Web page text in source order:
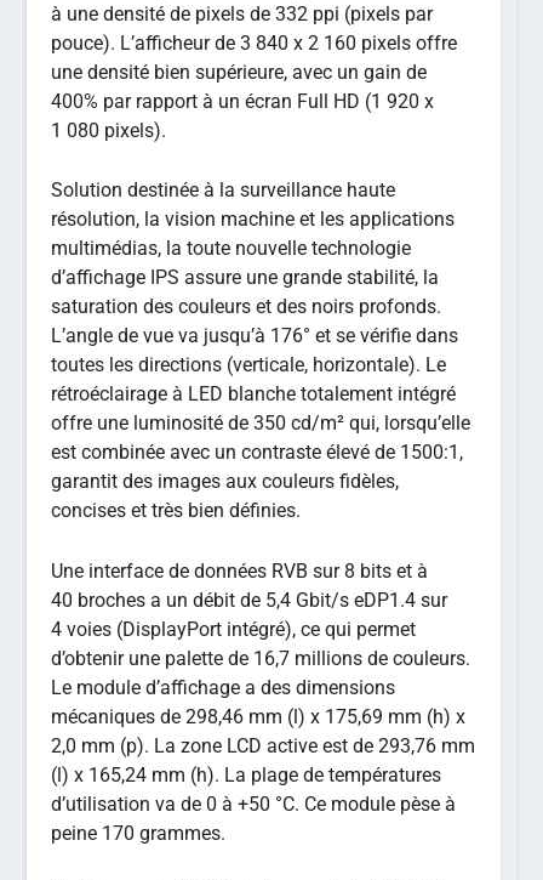
à une densité de pixels de 332 ppi (pixels par
pouce). L’afficheur de 3 840 x 2 160 pixels offre
une densité bien supérieure, avec un gain de
400% par rapport à un écran Full HD (1 920 x
1 080 pixels).
Solution destinée à la surveillance haute
résolution, la vision machine et les applications
multimédias, la toute nouvelle technologie
d’affichage IPS assure une grande stabilité, la
saturation des couleurs et des noirs profonds.
L’angle de vue va jusqu’à 176° et se vérifie dans
toutes les directions (verticale, horizontale). Le
rétroéclairage à LED blanche totalement intégré
offre une luminosité de 350 cd/m² qui, lorsqu’elle
est combinée avec un contraste élevé de 1500:1,
garantit des images aux couleurs fidèles,
concises et très bien définies.
Une interface de données RVB sur 8 bits et à
40 broches a un débit de 5,4 Gbit/s eDP1.4 sur
4 voies (DisplayPort intégré), ce qui permet
d’obtenir une palette de 16,7 millions de couleurs.
Le module d’affichage a des dimensions
mécaniques de 298,46 mm (l) x 175,69 mm (h) x
2,0 mm (p). La zone LCD active est de 293,76 mm
(l) x 165,24 mm (h). La plage de températures
d’utilisation va de 0 à +50 °C. Ce module pèse à
peine 170 grammes.